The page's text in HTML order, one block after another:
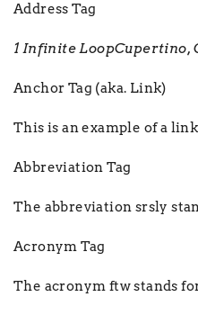
Address Tag
1 Infinite LoopCupertino,
Anchor Tag (aka. Link)
This is an example of a link
Abbreviation Tag
The abbreviation srsly
Acronym Tag
The acronym ftwstands